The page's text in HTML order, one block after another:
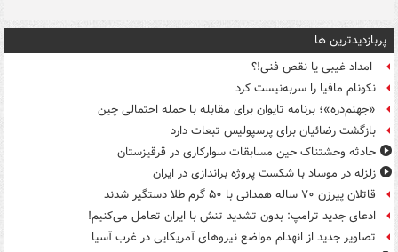
پربازدیدترین ها
امداد غیبی یا نقص فنی!؟
نکونام مافیا را سربه‌نیست کرد
«جهنم‌دره»؛ برنامه تایوان برای مقابله با حمله احتمالی چین
بازگشت رضائیان برای پرسپولیس تبعات دارد
حادثه وحشتناک حین مسابقات سوارکاری در قرقیزستان
زلزله در موساد با شکست پروژه براندازی در ایران
قاتلان پیرزن ۷۰ ساله همدانی با ۵۰ گرم طلا دستگیر شدند
ادعای جدید ترامپ: بدون تشدید تنش با ایران تعامل می‌کنیم!
تصاویر جدید از انهدام مواضع نیروهای آمریکایی در غرب آسیا